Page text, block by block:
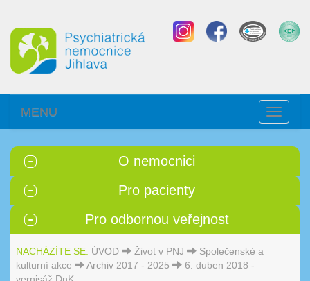
Toggle
MENU
O nemocnici
Pro pacienty
Pro odbornou veřejnost
NACHÁZÍTE SE: ÚVOD Život v PNJ
Společenské a
kulturní akce
Archiv 2017 - 2025
6. duben 2018 -